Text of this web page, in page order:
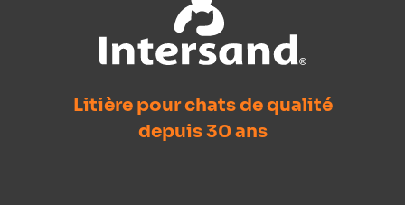
Litière pour chats de qualité
depuis 30 ans